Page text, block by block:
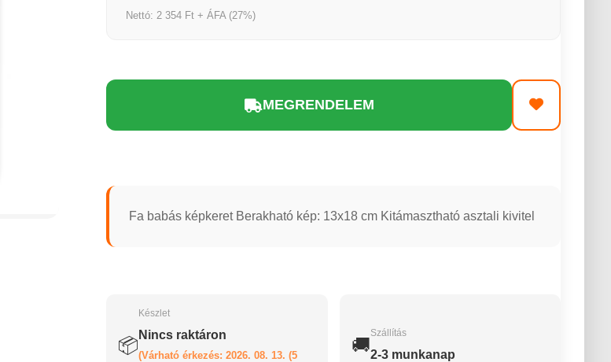
Nettó: 2 354 Ft + ÁFA (27%)
MEGRENDELEM
Fa babás képkeret Berakható kép: 13x18 cm Kitámasztható asztali kivitel
📦
Készlet
Nincs raktáron
(Várható érkezés: 2026. 08. 13. (5
🚚
Szállítás
2-3 munkanap